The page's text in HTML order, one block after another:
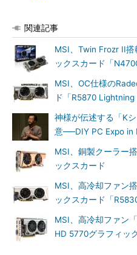
関連記事
MSI、Twin Frozr II
ックスカード「
MSI、OC仕様の
ド「R5870 Lightning
神様が伝述する「K
意──DIY PC Expo in
MSI、銅製クーラー
ックスカード
MSI、高冷却ファン
ックスカード「
MSI、高冷却ファン
HD 5770グラフィッ